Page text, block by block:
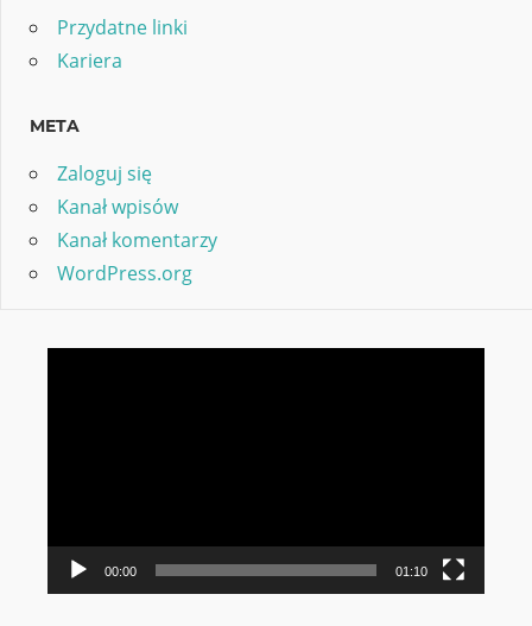
Przydatne linki
Kariera
META
Zaloguj się
Kanał wpisów
Kanał komentarzy
WordPress.org
00:00 01:10